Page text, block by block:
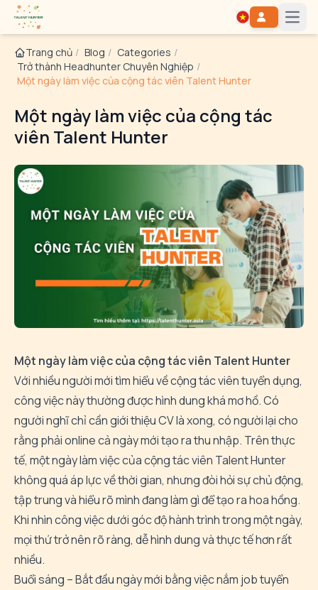
Trang chủ / Blog / Categories /
Trở thành Headhunter Chuyên Nghiệp /
Một ngày làm việc của cộng tác viên Talent Hunter
Một ngày làm việc của cộng tác
viên Talent Hunter
Một ngày làm việc của cộng tác viên Talent Hunter
Với nhiều người mới tìm hiểu về cộng tác viên tuyển dụng,
công việc này thường được hình dung khá mơ hồ. Có
người nghĩ chỉ cần giới thiệu CV là xong, có người lại cho
rằng phải online cả ngày mới tạo ra thu nhập. Trên thực
tế, một ngày làm việc của cộng tác viên Talent Hunter
không quá áp lực về thời gian, nhưng đòi hỏi sự chủ động,
tập trung và hiểu rõ mình đang làm gì để tạo ra hoa hồng.
Khi nhìn công việc dưới góc độ hành trình trong một ngày,
mọi thứ trở nên rõ ràng, dễ hình dung và thực tế hơn rất
nhiều.
Buổi sáng – Bắt đầu ngày mới bằng việc nắm job tuyển